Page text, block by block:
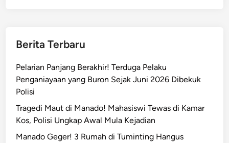
Berita Terbaru
Pelarian Panjang Berakhir! Terduga Pelaku
Penganiayaan yang Buron Sejak Juni 2026 Dibekuk
Polisi
Tragedi Maut di Manado! Mahasiswi Tewas di Kamar
Kos, Polisi Ungkap Awal Mula Kejadian
Manado Geger! 3 Rumah di Tuminting Hangus